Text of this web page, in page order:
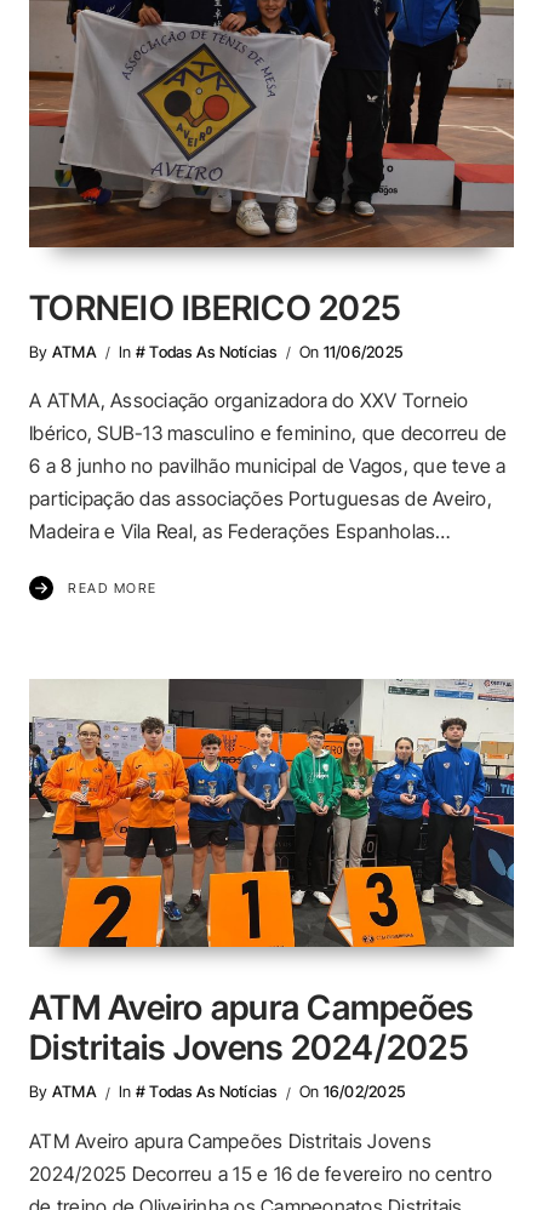
TORNEIO IBERICO 2025
By ATMA In # Todas As Notícias On 11/06/2025
A ATMA, Associação organizadora do XXV Torneio
Ibérico, SUB-13 masculino e feminino, que decorreu de
6 a 8 junho no pavilhão municipal de Vagos, que teve a
participação das associações Portuguesas de Aveiro,
Madeira e Vila Real, as Federações Espanholas…
READ MORE
ATM Aveiro apura Campeões
Distritais Jovens 2024/2025
By ATMA In # Todas As Notícias On 16/02/2025
ATM Aveiro apura Campeões Distritais Jovens
2024/2025 Decorreu a 15 e 16 de fevereiro no centro